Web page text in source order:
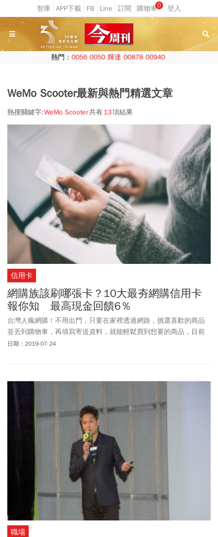
0
熱門： 0056 0050 輝達 00878 00940
WeMo Scooter最新與熱門精選文章
熱搜關鍵字:WeMo Scooter共有13項結果
信用卡
網購族該刷哪張卡？10大最夯網購信用卡
報你知 最高現金回饋6％
台灣人瘋網購！不用出門，只要在家裡透過網路，挑選喜歡的商品
並丟到購物車，再填寫寄送資料，就能輕鬆買到想要的商品，目前
包括PChome、momo、蝦皮、樂天、奇摩購物中心以及淘寶網等，
日期：2019-07-24
職場